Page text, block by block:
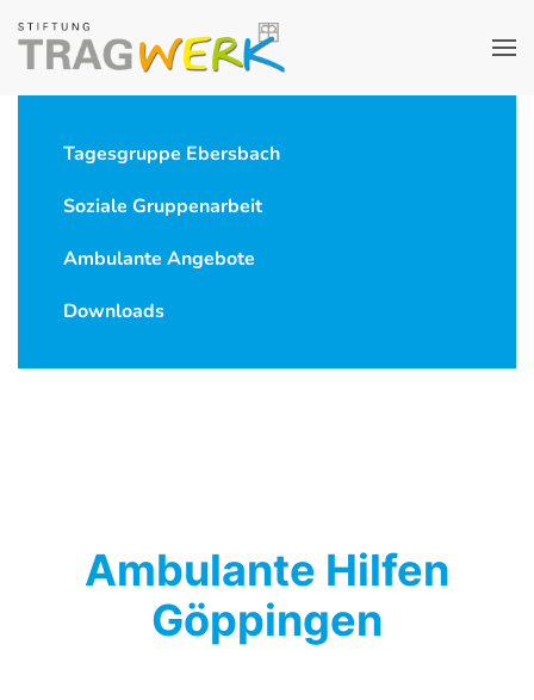
Tagesgruppe Ebersbach
Soziale Gruppenarbeit
Ambulante Angebote
Downloads
Ambulante Hilfen
Göppingen